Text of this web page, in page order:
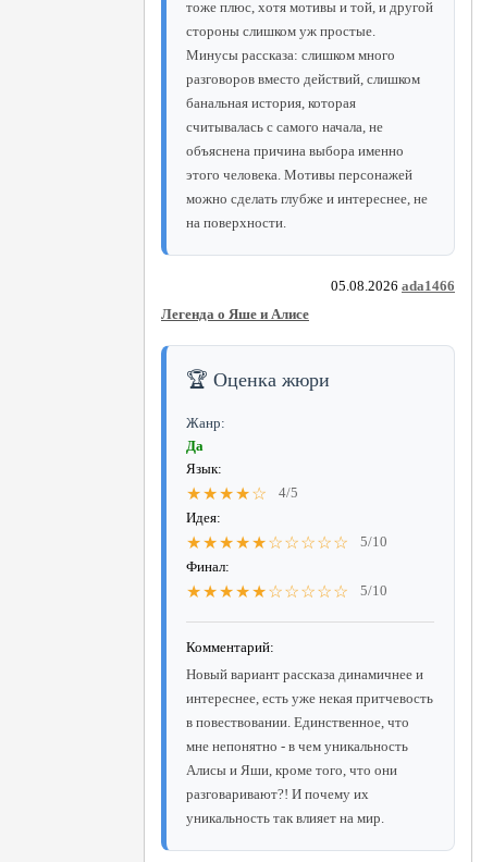
тоже плюс, хотя мотивы и той, и другой
стороны слишком уж простые.
Минусы рассказа: слишком много
разговоров вместо действий, слишком
банальная история, которая
считывалась с самого начала, не
объяснена причина выбора именно
этого человека. Мотивы персонажей
можно сделать глубже и интереснее, не
на поверхности.
05.08.2026 ada1466
Легенда о Яше и Алисе
🏆 Оценка жюри
Жанр:
Да
Язык:
★★★★☆
4/5
Идея:
★★★★★☆☆☆☆☆
5/10
Финал:
★★★★★☆☆☆☆☆ 5/10
Комментарий:
Новый вариант рассказа динамичнее и
интереснее, есть уже некая притчевость
в повествовании. Единственное, что
мне непонятно - в чем уникальность
Алисы и Яши, кроме того, что они
разговаривают?! И почему их
уникальность так влияет на мир.